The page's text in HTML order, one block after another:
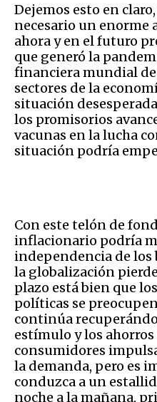
Dejemos esto en
necesario un enorme
ahora y en el futuro
que generó la
financiera mundial
sectores de la
situación
los promisorios
vacunas en la lucha
situación podría
Con este telón de
inflacionario podría
independencia de los
la globalización
plazo está bien que
políticas se
continúa
estímulo y los
consumidores
la demanda, pero es
conduzca a un
noche a la mañana,